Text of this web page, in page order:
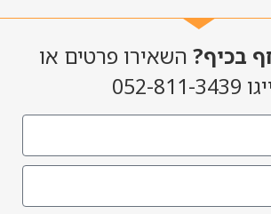
בכיף? השאירו פרטים או
811-3439